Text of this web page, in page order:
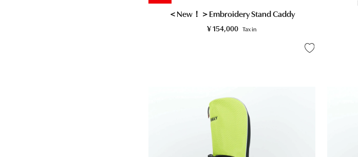
＜New！＞Embroidery Stand Caddy
¥ 154,000 Tax in